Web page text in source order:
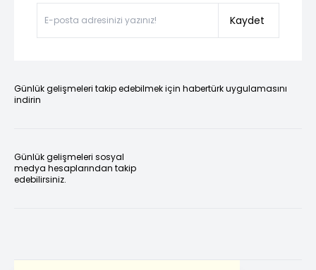
Kaydet
Günlük gelişmeleri takip edebilmek için habertürk uygulamasını
indirin
Günlük gelişmeleri sosyal
medya hesaplarından takip
edebilirsiniz.